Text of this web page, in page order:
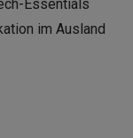
Essentials
im Ausland